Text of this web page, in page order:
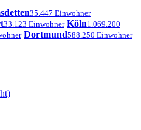
35.447 Einwohner
33.123 Einwohner Köln1.069.200
Dortmund588.250 Einwohner